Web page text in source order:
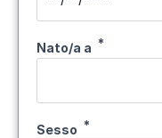
Nato/a a
Sesso